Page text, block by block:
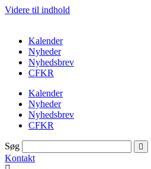
Videre til indhold
Kalender
Nyheder
Nyhedsbrev
CFKR
Kalender
Nyheder
Nyhedsbrev
CFKR
Søg
Kontakt